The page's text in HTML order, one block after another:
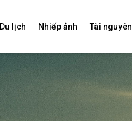
Du lịch Nhiếp ảnh Tài nguyên